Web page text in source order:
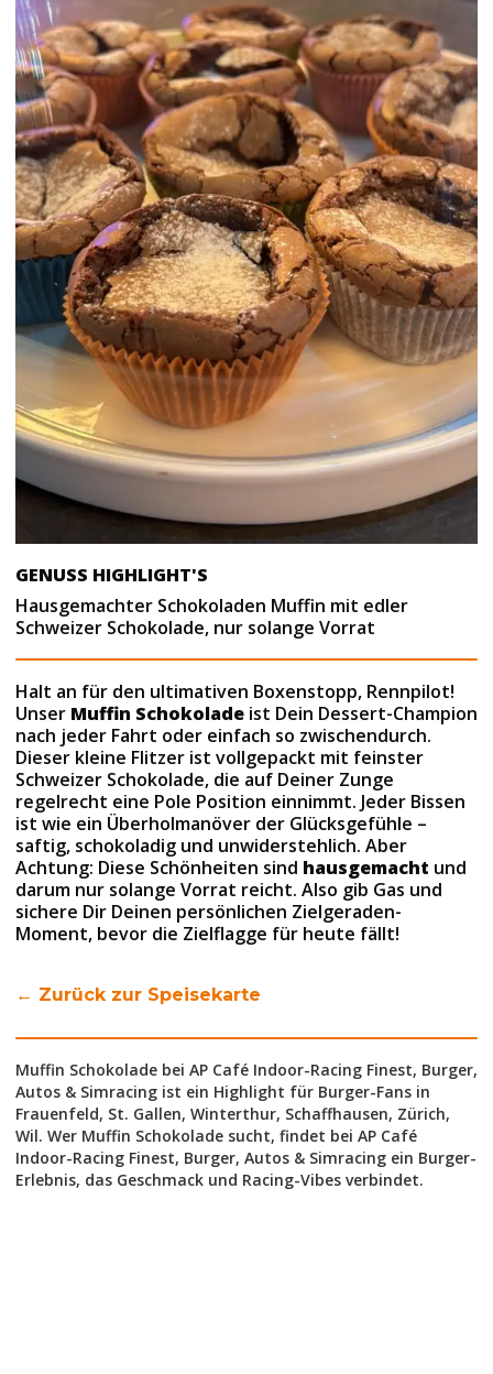
GENUSS HIGHLIGHT'S
Hausgemachter Schokoladen Muffin mit edler
Schweizer Schokolade, nur solange Vorrat
Halt an für den ultimativen Boxenstopp, Rennpilot!
Unser Muffin Schokolade ist Dein Dessert-Champion
nach jeder Fahrt oder einfach so zwischendurch.
Dieser kleine Flitzer ist vollgepackt mit feinster
Schweizer Schokolade, die auf Deiner Zunge
regelrecht eine Pole Position einnimmt. Jeder Bissen
ist wie ein Überholmanöver der Glücksgefühle –
saftig, schokoladig und unwiderstehlich. Aber
Achtung: Diese Schönheiten sind hausgemacht und
darum nur solange Vorrat reicht. Also gib Gas und
sichere Dir Deinen persönlichen Zielgeraden-
Moment, bevor die Zielflagge für heute fällt!
← Zurück zur Speisekarte
Muffin Schokolade bei AP Café Indoor-Racing Finest, Burger,
Autos & Simracing ist ein Highlight für Burger-Fans in
Frauenfeld, St. Gallen, Winterthur, Schaffhausen, Zürich,
Wil. Wer Muffin Schokolade sucht, findet bei AP Café
Indoor-Racing Finest, Burger, Autos & Simracing ein Burger-
Erlebnis, das Geschmack und Racing-Vibes verbindet.